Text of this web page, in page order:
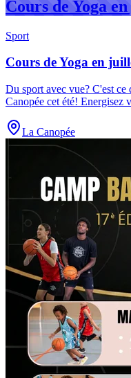
Cours de Yoga
Sport
Cours de Yoga en
Du sport avec vue? C'est ce
Canopée cet été! Energisez
La Canopée